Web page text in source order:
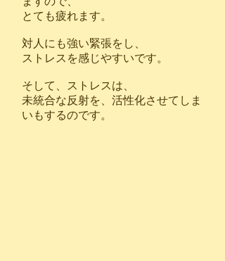
​とても疲れます。
​対人にも強い緊張をし、
ストレスを感じやすいです。
そして、ストレスは、
​未統合な反射を、活性化させてしま
いもするのです。